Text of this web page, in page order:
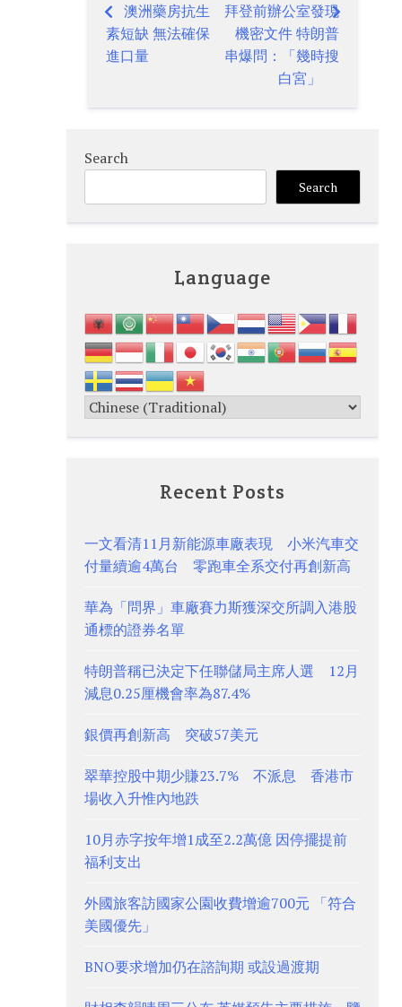
Post
navigation
澳洲藥房抗生
素短缺 無法確保
進口量
拜登前辦公室發現
機密文件 特朗普
串爆問：「幾時搜
白宮」
Search
Search
Language
Recent Posts
一文看清11月新能源車廠表現 小米汽車交
付量續逾4萬台 零跑車全系交付再創新高
華為「問界」車廠賽力斯獲深交所調入港股
通標的證券名單
特朗普稱已決定下任聯儲局主席人選 12月
減息0.25厘機會率為87.4%
銀價再創新高 突破57美元
翠華控股中期少賺23.7% 不派息 香港市
場收入升惟內地跌
10月赤字按年增1成至2.2萬億 因停擺提前
福利支出
外國旅客訪國家公園收費增逾700元 「符合
美國優先」
BNO要求增加仍在諮詢期 或設過渡期